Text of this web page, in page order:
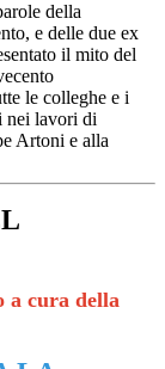
della
e delle due ex
il mito del
le colleghe e i
nei lavori di
Artoni e alla
a cura della